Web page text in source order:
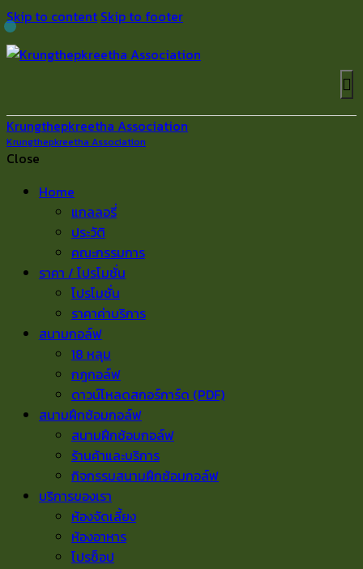
Skip to content Skip to footer
Krungthepkreetha Association
Krungthepkreetha Association
Close
Home
แกลลอรี่
ประวัติ
คณะกรรมการ
ราคา / โปรโมชั่น
โปรโมชั่น
ราคาค่าบริการ
สนามกอล์ฟ
18 หลุม
กฎกอล์ฟ
ดาวน์โหลดสกอร์การ์ด (PDF)
สนามฝึกซ้อมกอล์ฟ
สนามฝึกซ้อมกอล์ฟ
ร้านค้าและบริการ
กิจกรรมสนามฝึกซ้อมกอล์ฟ
บริการของเรา
ห้องจัดเลี้ยง
ห้องอาหาร
โปรช็อป